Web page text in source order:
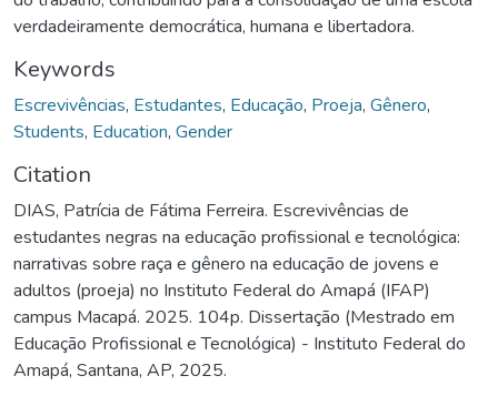
verdadeiramente democrática, humana e libertadora.
Keywords
Escrevivências, Estudantes, Educação, Proeja, Gênero,
Students, Education, Gender
Citation
DIAS, Patrícia de Fátima Ferreira. Escrevivências de
estudantes negras na educação profissional e tecnológica:
narrativas sobre raça e gênero na educação de jovens e
adultos (proeja) no Instituto Federal do Amapá (IFAP)
campus Macapá. 2025. 104p. Dissertação (Mestrado em
Educação Profissional e Tecnológica) - Instituto Federal do
Amapá, Santana, AP, 2025.